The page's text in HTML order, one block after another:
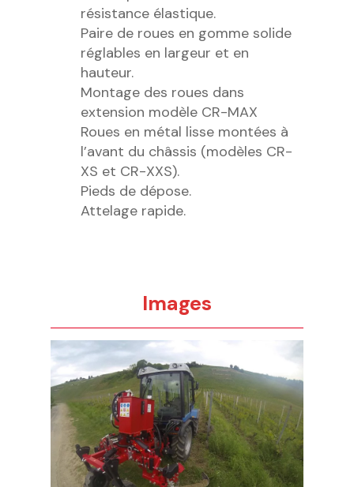
résistance élastique.
Paire de roues en gomme solide
réglables en largeur et en
hauteur.
Montage des roues dans
extension modèle CR-MAX
Roues en métal lisse montées à
l’avant du châssis (modèles CR-
XS et CR-XXS).
Pieds de dépose.
Attelage rapide.
Images